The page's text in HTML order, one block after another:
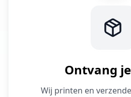
Ontvang
Wij printen en